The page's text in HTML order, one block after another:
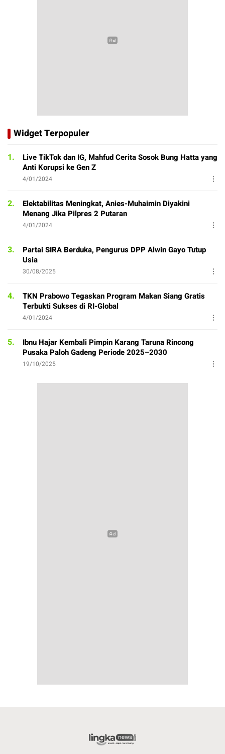
Widget Terpopuler
1.
Live TikTok dan IG, Mahfud Cerita Sosok Bung Hatta yang
Anti Korupsi ke Gen Z
4/01/2024
2.
Elektabilitas Meningkat, Anies-Muhaimin Diyakini
Menang Jika Pilpres 2 Putaran
4/01/2024
3.
Partai SIRA Berduka, Pengurus DPP Alwin Gayo Tutup
Usia
30/08/2025
4.
TKN Prabowo Tegaskan Program Makan Siang Gratis
Terbukti Sukses di RI-Global
4/01/2024
5.
Ibnu Hajar Kembali Pimpin Karang Taruna Rincong
Pusaka Paloh Gadeng Periode 2025–2030
19/10/2025